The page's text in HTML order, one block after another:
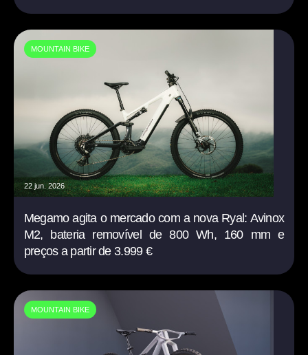
MOUNTAIN BIKE
22 jun. 2026
Megamo agita o mercado com a nova Ryal: Avinox
M2, bateria removível de 800 Wh, 160 mm e
preços a partir de 3.999 €
MOUNTAIN BIKE